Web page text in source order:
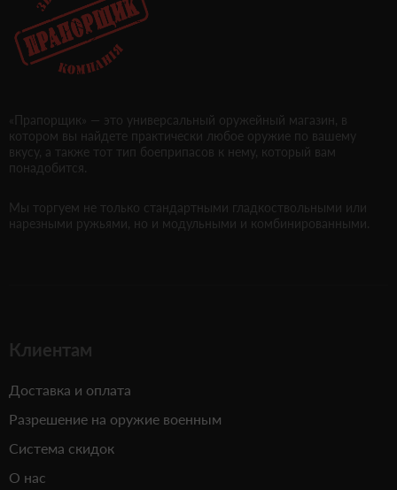
«Прапорщик» — это универсальный оружейный магазин, в
котором вы найдете практически любое оружие по вашему
вкусу, а также тот тип боеприпасов к нему, который вам
понадобится.
Мы торгуем не только стандартными гладкоствольными или
нарезными ружьями, но и модульными и комбинированными.
Клиентам
Доставка и оплата
Разрешение на оружие военным
Система скидок
О нас